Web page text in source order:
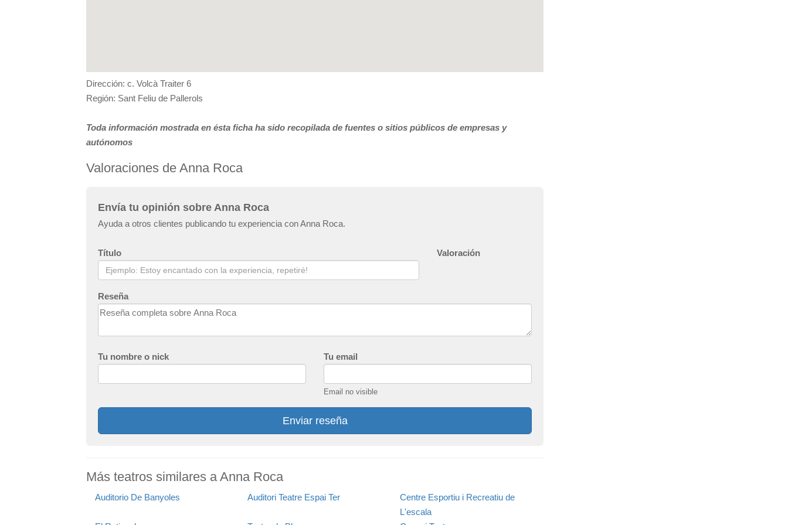
Dirección: c. Volcà Traiter 6
Región: Sant Feliu de Pallerols
Toda información mostrada en ésta ficha ha sido recopilada de fuentes o sitios públicos de empresas y
autónomos
Valoraciones de Anna Roca
Envía tu opinión sobre Anna Roca
Ayuda a otros clientes publicando tu experiencia con Anna Roca.
Título Valoración
Reseña
Tu nombre o nick Tu email
Email no visible
Enviar reseña
Más teatros similares a Anna Roca
Auditorio De Banyoles Auditori Teatre Espai Ter
Centre Esportiu i Recreatiu de
L'escala